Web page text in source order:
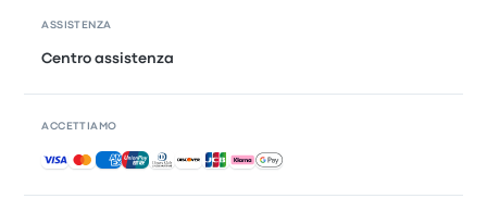
ASSISTENZA
Centro assistenza
ACCETTIAMO
Pagamenti accettati